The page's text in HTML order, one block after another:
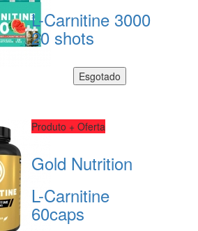
L-Carnitine 3000
20 shots
Produto + Oferta
Gold Nutrition
L-Carnitine
60caps